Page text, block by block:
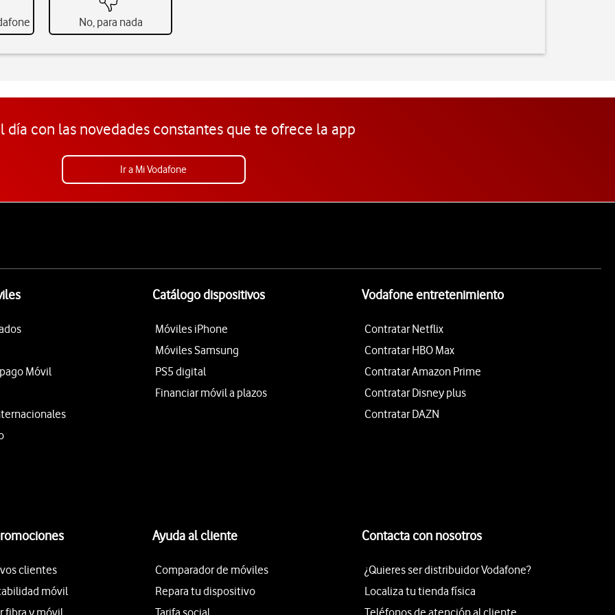
No, para nada
día con las novedades constantes que te ofrece la app
Ir a Mi Vodafone
Móvil
Catálogo dispositivos
Móviles iPhone
Móviles Samsung
PS5 digital
Financiar móvil a plazos
Vodafone entretenimiento
Contratar Netflix
Contratar HBO Max
Contratar Amazon Prime
Contratar Disney plus
Contratar DAZN
clientes
móvil
fibra y móvil
Ayuda al cliente
Comparador de móviles
Repara tu dispositivo
Tarifa social
Contacta con nosotros
¿Quieres ser distribuidor Vodafone?
Localiza tu tienda física
Teléfonos de atención al cliente